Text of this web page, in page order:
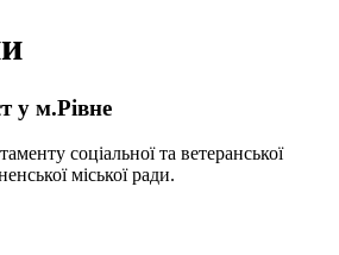
у м.Рівне
соціальної та ветеранської
міської ради.